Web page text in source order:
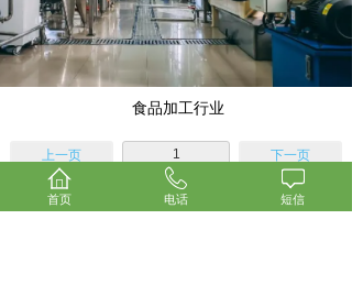
食品加工行业
上一页 1 下一页
共 8 条 共 2 页
首页 电话 短信